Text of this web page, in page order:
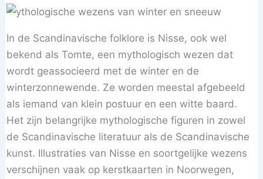
In de Scandinavische folklore is Nisse, ook wel
bekend als Tomte, een mythologisch wezen dat
wordt geassocieerd met de winter en de
winterzonnewende. Ze worden meestal afgebeeld
als iemand van klein postuur en een witte baard.
Het zijn belangrijke mythologische figuren in zowel
de Scandinavische literatuur als de Scandinavische
kunst. Illustraties van Nisse en soortgelijke wezens
verschijnen vaak op kerstkaarten in Noorwegen,